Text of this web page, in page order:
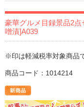
豪華グルメ目録景品2
噌漬]A039
※印は軽減税率対象商品
商品コード：1014214